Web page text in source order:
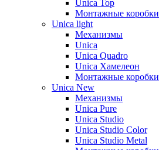
Unica Top
Монтажные коробки
Unica light
Механизмы
Unica
Unica Quadro
Unica Хамелеон
Монтажные коробки
Unica New
Механизмы
Unica Pure
Unica Studio
Unica Studio Color
Unica Studio Metal